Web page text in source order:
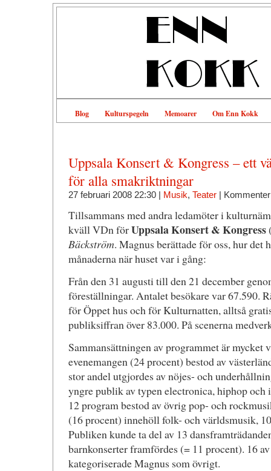
Blog Kulturspegeln Memoarer Om Enn Kokk
Uppsala Konsert & Kongress – ett
för alla smakriktningar
27 februari 2008 22:30 | Musik, Teater|
Tillsammans med andra ledamöter i
kväll VDn förUppsala Konsert & Kongress
Bäckström. Magnus berättade för oss, hur det
månaderna när huset var i gång:
Från den 31 augusti till den 21 december
föreställningar. Antalet besökare var 67.590.
för Öppet hus och för Kulturnatten, alltså
publiksiffran över 83.000. På scenerna
Sammansättningen av programmet är mycket
evenemangen (24 procent) bestod av
stor andel utgjordes av nöjes- och
yngre publik av typen electronica, hiphop och
12 program bestod av övrig pop- och
(16 procent) innehöll folk- och världsmusik,
Publiken kunde ta del av 13
barnkonserter framfördes (= 11 procent). 16
kategoriserade Magnus som övrigt.